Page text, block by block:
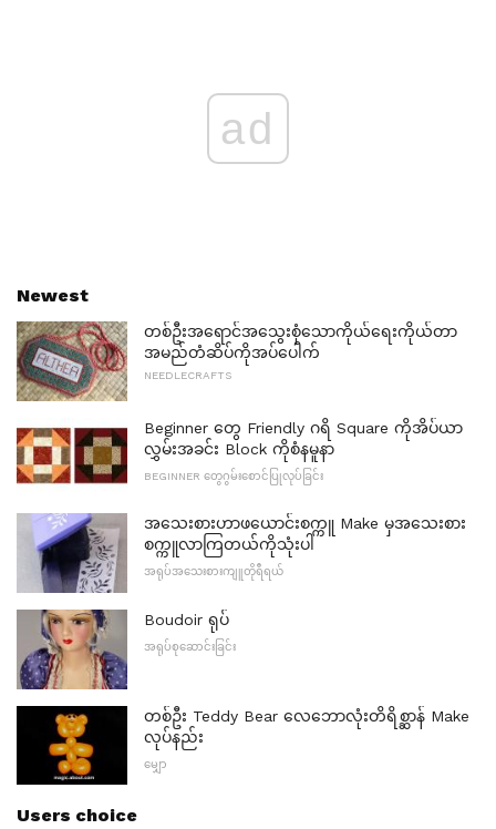
ad
Newest
တစ်ဦးအရောင်အသွေးစုံသောကိုယ်ရေးကိုယ်တာ
အမည်တံဆိပ်ကိုအပ်ပေါက်
NEEDLECRAFTS
Beginner တွေ Friendly ဂရိ Square ကိုအိပ်ယာ
လွှမ်းအခင်း Block ကိုစံနမူနာ
BEGINNER တွေဂွမ်းစောင်ပြုလုပ်ခြင်း
အသေးစားဟာဖယောင်းစက္ကူ Make မှအသေးစား
စက္ကူလာကြတယ်ကိုသုံးပါ
အရုပ်အသေးစားကျူတိုရီရယ်
Boudoir ရုပ်
အရုပ်စုဆောင်းခြင်း
တစ်ဦး Teddy Bear လေဘောလုံးတိရိစ္ဆာန် Make
လုပ်နည်း
မျှော
Users choice